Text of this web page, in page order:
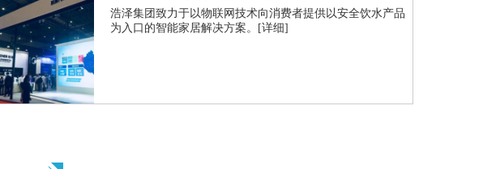
浩泽集团致力于以物联网技术向消费者提供以安全饮水产品
为入口的智能家居解决方案。
[详细]